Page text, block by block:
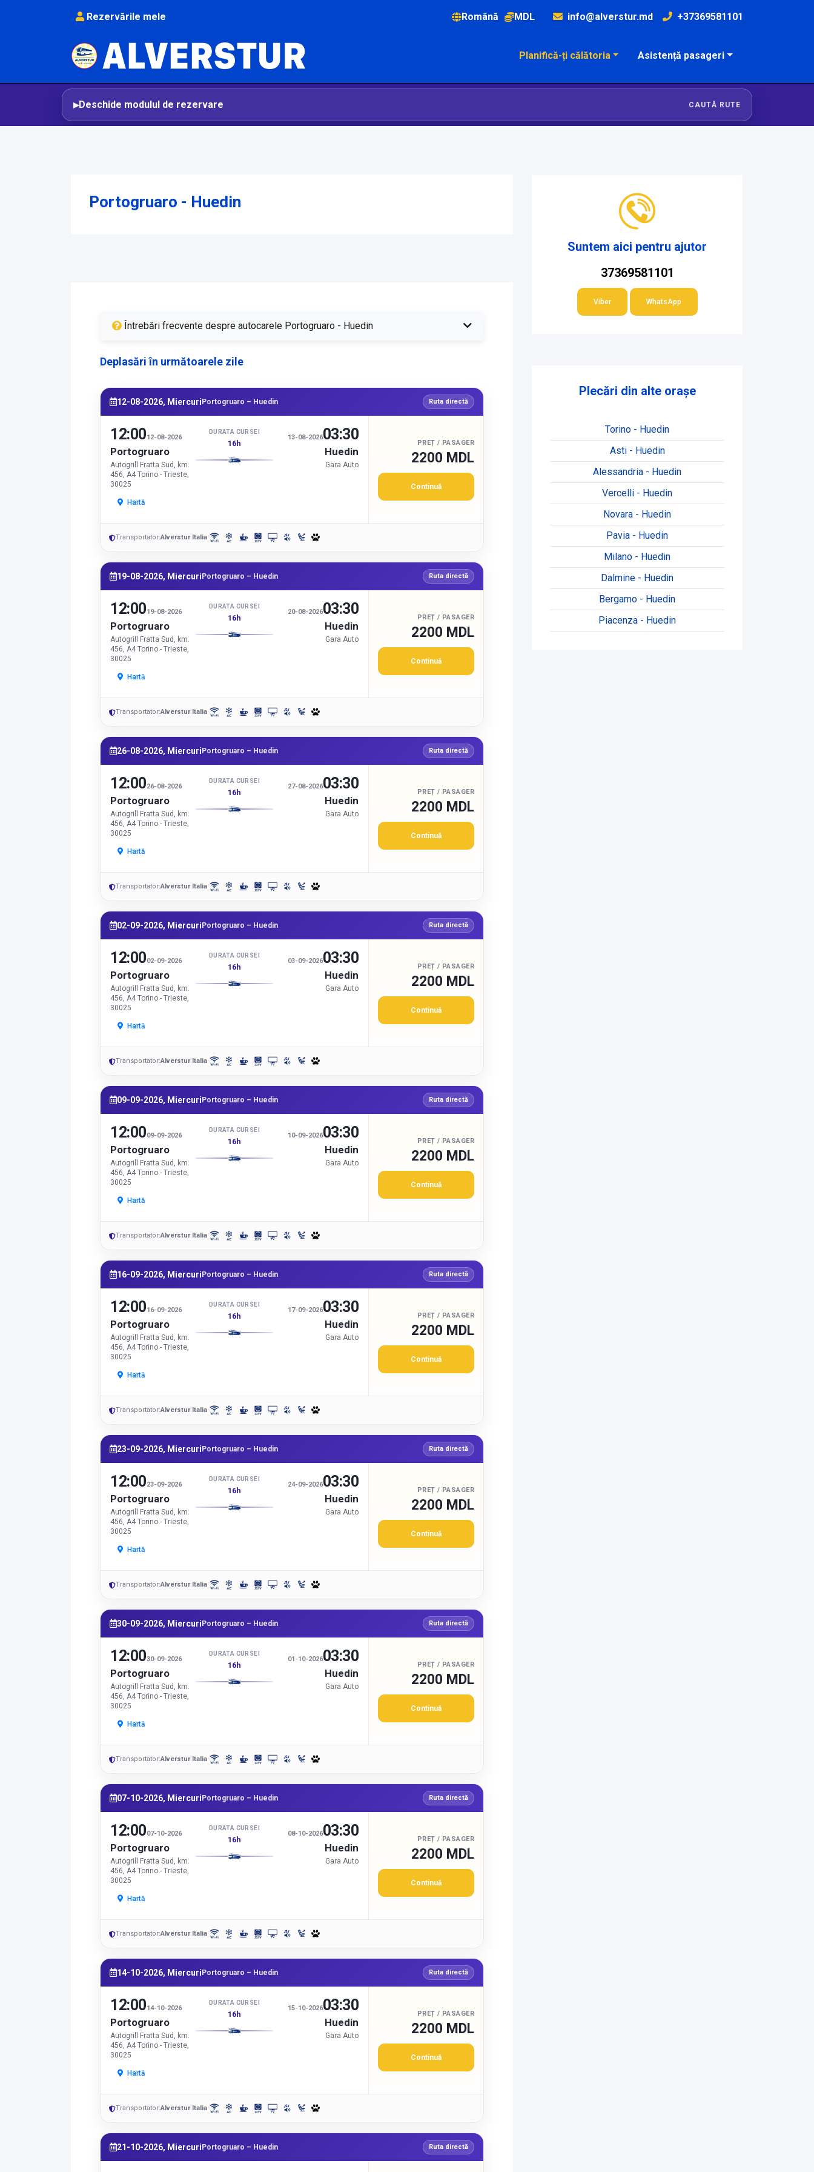
Rezervările mele info@alverstur.md +37369581101
Română MDL
Planifică-ți călătoria Asistență pasageri
Deschide modulul de rezervare CAUTĂ RUTE
Portogruaro - Huedin
Întrebări frecvente despre autocarele Portogruaro - Huedin
Deplasări în următoarele zile
12-08-2026, Miercuri Portogruaro – Huedin Ruta directă
12:0012-08-2026
Portogruaro
Autogrill Fratta Sud, km.
456, A4 Torino - Trieste,
30025
Hartă
DURATA CURSEI
16h
13-08-202603:30
Huedin
Gara Auto
PREȚ / PASAGER
2200 MDL
Continuă
Transportator:Alverstur Italia
19-08-2026, Miercuri Portogruaro – Huedin Ruta directă
12:0019-08-2026
Portogruaro
Autogrill Fratta Sud, km.
456, A4 Torino - Trieste,
30025
Hartă
DURATA CURSEI
16h
20-08-202603:30
Huedin
Gara Auto
PREȚ / PASAGER
2200 MDL
Continuă
Transportator:Alverstur Italia
26-08-2026, Miercuri Portogruaro – Huedin Ruta directă
12:0026-08-2026
Portogruaro
Autogrill Fratta Sud, km.
456, A4 Torino - Trieste,
30025
Hartă
DURATA CURSEI
16h
27-08-202603:30
Huedin
Gara Auto
PREȚ / PASAGER
2200 MDL
Continuă
Transportator:Alverstur Italia
02-09-2026, Miercuri Portogruaro – Huedin Ruta directă
12:0002-09-2026
Portogruaro
Autogrill Fratta Sud, km.
456, A4 Torino - Trieste,
30025
Hartă
DURATA CURSEI
16h
03-09-202603:30
Huedin
Gara Auto
PREȚ / PASAGER
2200 MDL
Continuă
Transportator:Alverstur Italia
09-09-2026, Miercuri Portogruaro – Huedin Ruta directă
12:0009-09-2026
Portogruaro
Autogrill Fratta Sud, km.
456, A4 Torino - Trieste,
30025
Hartă
DURATA CURSEI
16h
10-09-202603:30
Huedin
Gara Auto
PREȚ / PASAGER
2200 MDL
Continuă
Transportator:Alverstur Italia
16-09-2026, Miercuri Portogruaro – Huedin Ruta directă
12:0016-09-2026
Portogruaro
Autogrill Fratta Sud, km.
456, A4 Torino - Trieste,
30025
Hartă
DURATA CURSEI
16h
17-09-202603:30
Huedin
Gara Auto
PREȚ / PASAGER
2200 MDL
Continuă
Transportator:Alverstur Italia
23-09-2026, Miercuri Portogruaro – Huedin Ruta directă
12:0023-09-2026
Portogruaro
Autogrill Fratta Sud, km.
456, A4 Torino - Trieste,
30025
Hartă
DURATA CURSEI
16h
24-09-202603:30
Huedin
Gara Auto
PREȚ / PASAGER
2200 MDL
Continuă
Transportator:Alverstur Italia
30-09-2026, Miercuri Portogruaro – Huedin Ruta directă
12:0030-09-2026
Portogruaro
Autogrill Fratta Sud, km.
456, A4 Torino - Trieste,
30025
Hartă
DURATA CURSEI
16h
01-10-202603:30
Huedin
Gara Auto
PREȚ / PASAGER
2200 MDL
Continuă
Transportator:Alverstur Italia
07-10-2026, Miercuri Portogruaro – Huedin Ruta directă
12:0007-10-2026
Portogruaro
Autogrill Fratta Sud, km.
456, A4 Torino - Trieste,
30025
Hartă
DURATA CURSEI
16h
08-10-202603:30
Huedin
Gara Auto
PREȚ / PASAGER
2200 MDL
Continuă
Transportator:Alverstur Italia
14-10-2026, Miercuri Portogruaro – Huedin Ruta directă
12:0014-10-2026
Portogruaro
Autogrill Fratta Sud, km.
456, A4 Torino - Trieste,
30025
Hartă
DURATA CURSEI
16h
15-10-202603:30
Huedin
Gara Auto
PREȚ / PASAGER
2200 MDL
Continuă
Transportator:Alverstur Italia
21-10-2026, Miercuri Portogruaro – Huedin Ruta directă
Suntem aici pentru ajutor
37369581101
Viber WhatsApp
Plecări din alte orașe
Torino - Huedin
Asti - Huedin
Alessandria - Huedin
Vercelli - Huedin
Novara - Huedin
Pavia - Huedin
Milano - Huedin
Dalmine - Huedin
Bergamo - Huedin
Piacenza - Huedin